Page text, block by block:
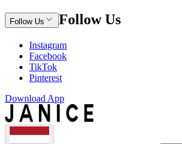
Follow Us Follow Us
Instagram
Facebook
TikTok
Pinterest
Download App